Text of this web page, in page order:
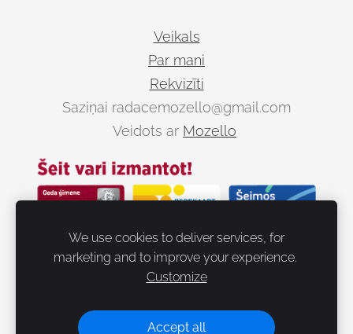
Veikals
Par mani
Rekvizīti
Saziņai radacemozello@gmail.com
Veidots ar Mozello
Dalies
We use cookies to deliver services, for
marketing and to improve your experience.
Customize
Accept all